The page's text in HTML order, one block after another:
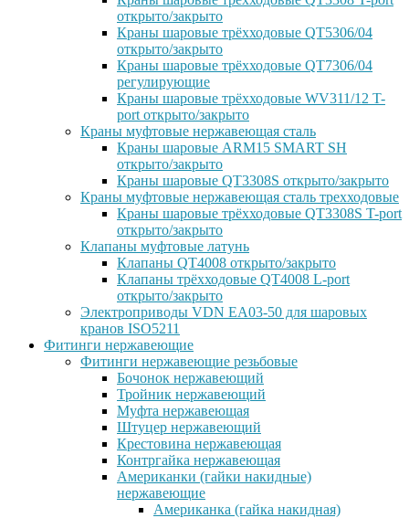
открыто/закрыто
Краны шаровые трёхходовые QT5306/04
открыто/закрыто
Краны шаровые трёхходовые QT7306/04
регулирующие
Краны шаровые трёхходовые WV311/12 T-
port открыто/закрыто
Краны муфтовые нержавеющая сталь
Краны шаровые ARM15 SMART SH
открыто/закрыто
Краны шаровые QT3308S открыто/закрыто
Краны муфтовые нержавеющая сталь трехходовые
Краны шаровые трёхходовые QT3308S T-port
открыто/закрыто
Клапаны муфтовые латунь
Клапаны QT4008 открыто/закрыто
Клапаны трёхходовые QT4008 L-port
открыто/закрыто
Электроприводы VDN EA03-50 для шаровых
кранов ISO5211
Фитинги нержавеющие
Фитинги нержавеющие резьбовые
Бочонок нержавеющий
Тройник нержавеющий
Муфта нержавеющая
Штуцер нержавеющий
Крестовина нержавеющая
Контргайка нержавеющая
Американки (гайки накидные)
нержавеющие
Американка (гайка накидная)